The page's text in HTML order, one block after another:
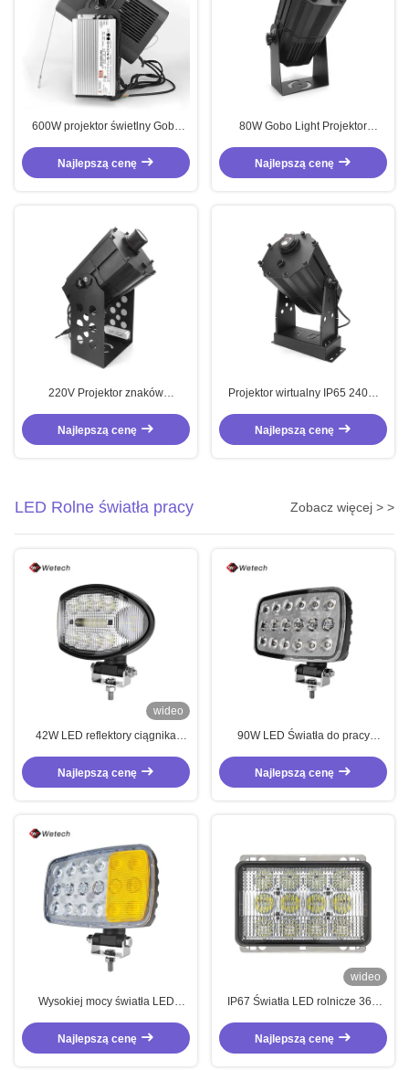
600W projektor świetlny Gobo
Najlepszą cenę
80W Gobo Light Projektor
światło 5600lm
Najlepszą cenę
220V Projektor znaków
Projektor logo 600W
Najlepszą cenę
Projektor wirtualny IP65 240W
Najlepszą cenę
LED Rolne światła pracy Zobacz więcej > >
wideo
42W LED reflektory ciągnika
robocze dostosowane z
regulowaną podstawą obrotową
Najlepszą cenę
90W LED Światła do pracy
samochodów LED Światło do
Najlepszą cenę
Wysokiej mocy światła LED
Najlepszą cenę
wideo
IP67 Światła LED rolnicze 36V
Najlepszą cenę